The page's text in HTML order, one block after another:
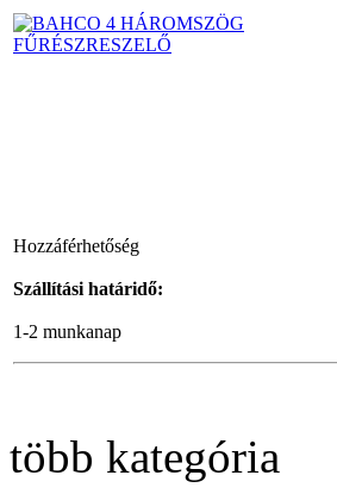
Hozzáférhetőség
Szállítási határidő:
1-2 munkanap
több kategória
Átnyomós
dugókulcsfej készlet
29 részes